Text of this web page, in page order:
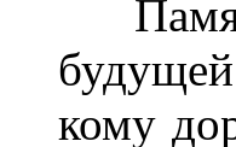
кому